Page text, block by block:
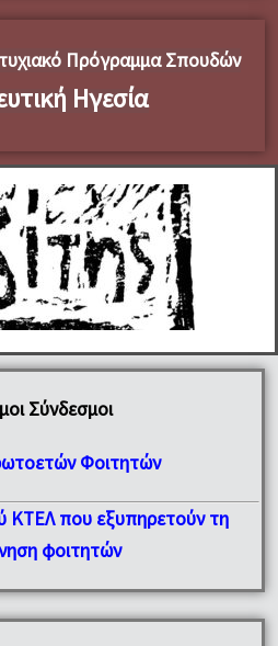
Πρόγραμμα Σπουδών
Ηγεσία
Σύνδεσμοι
Φοιτητών
ΚΤΕΛ που εξυπηρετούν τη
φοιτητών